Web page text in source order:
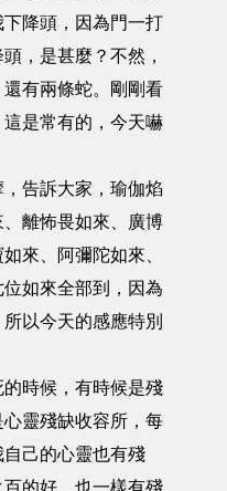
降頭，因為門一打
，是甚麼？不然，
有兩條蛇。剛剛看
是常有的，今天嚇
告訴大家，瑜伽焰
離怖畏如來、廣博
來、阿彌陀如來、
如來全部到，因為
以今天的感應特別
時候，有時候是殘
靈殘缺收容所，每
己的心靈也有殘
的好，也一樣有殘